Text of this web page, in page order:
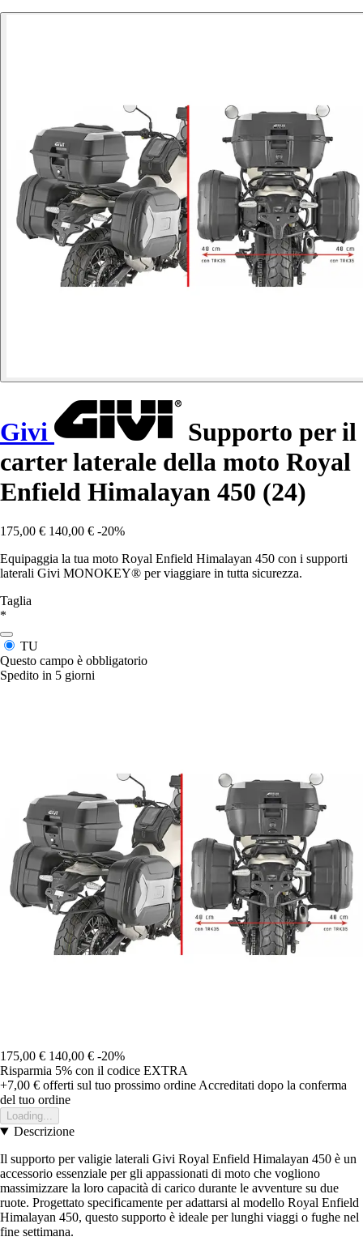
Givi
Supporto per il
carter laterale della moto Royal
Enfield Himalayan 450 (24)
175,00 € 140,00 € -20%
Equipaggia la tua moto Royal Enfield Himalayan 450 con i supporti
laterali Givi MONOKEY® per viaggiare in tutta sicurezza.
Taglia
*
TU
Questo campo è obbligatorio
Spedito in 5 giorni
175,00 € 140,00 € -20%
Risparmia 5% con il codice EXTRA
+7,00 € offerti sul tuo prossimo ordine Accreditati dopo la conferma
del tuo ordine
Loading...
Descrizione
Il supporto per valigie laterali Givi Royal Enfield Himalayan 450 è un
accessorio essenziale per gli appassionati di moto che vogliono
massimizzare la loro capacità di carico durante le avventure su due
ruote. Progettato specificamente per adattarsi al modello Royal Enfield
Himalayan 450, questo supporto è ideale per lunghi viaggi o fughe nel
fine settimana.